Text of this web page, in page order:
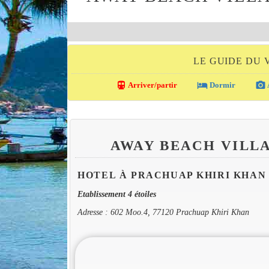
LE GUIDE DU
directions_transit Arriver/partir local_hotel Dormir photo_camera
AWAY BEACH
HOTEL À PRACHUAP KHIRI KHAN
Etablissement 4 étoiles
Adresse : 602 Moo.4, 77120 Prachuap Khiri Khan